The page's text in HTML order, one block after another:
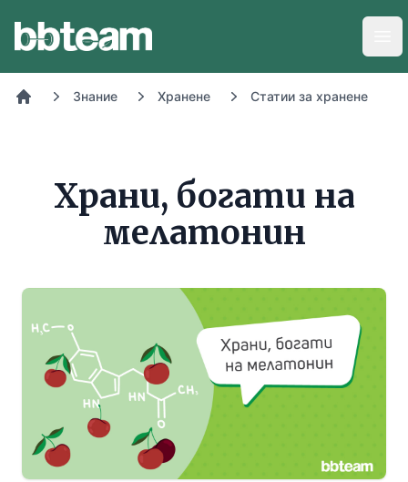
Знание Хранене Статии за хранене
Храни, богати на
мелатонин